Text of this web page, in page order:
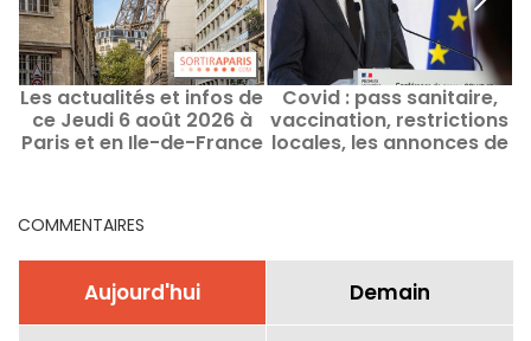
Les actualités et infos de
ce Jeudi 6 août 2026 à
Paris et en Ile-de-France
Covid : pass sanitaire,
vaccination, restrictions
locales, les annonces de
COMMENTAIRES
Aujourd'hui Demain